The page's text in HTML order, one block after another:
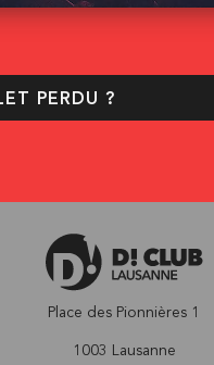
PERDU ?
Place des Pionnières 1
1003 Lausanne